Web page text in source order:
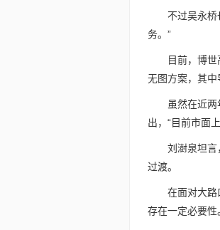
不过吴永桥
务。”
目前，博
无图方案，其中
虽然在近
出，“目前市面
刘澍泉坦言
过渡。
在面对大路
存在一定必要性